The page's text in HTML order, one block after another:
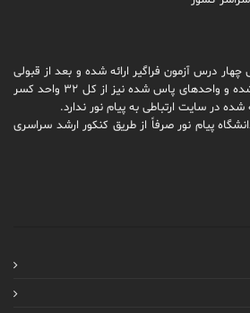
درس آزمون فراگیر ارائه شده و بعد از قبولی
این دروس، پذیرش ترم دوم شده و واحدهای پاس شده نیز از کل 32 واحد کسر
در سایت ارتباطی به پیام نور ندارد.
پیام نور صرفاً از طریق کنکور ارشد سراسری